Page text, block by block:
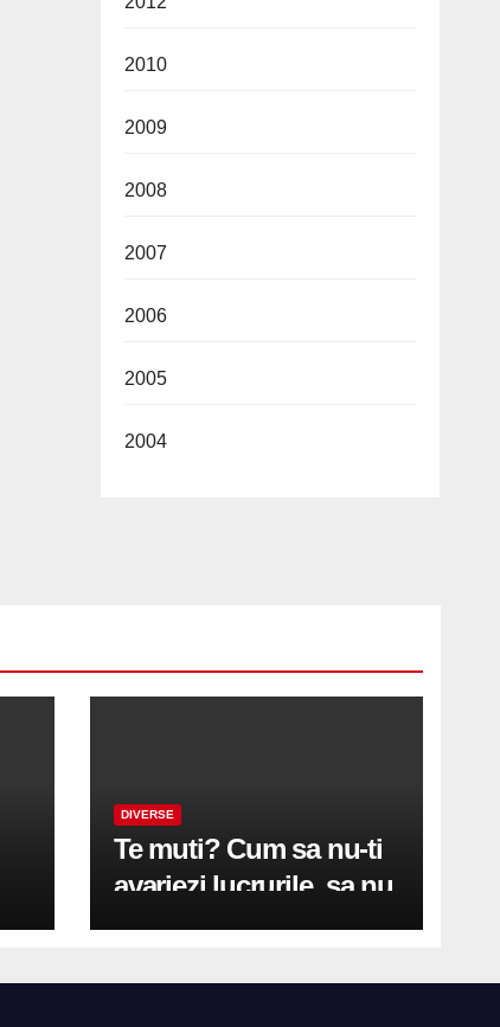
2010
2009
2008
2007
2006
2005
2004
DIVERSE
Te muti? Cum sa nu-ti
avariezi lucrurile, sa nu
zgarii podeaua sau sa